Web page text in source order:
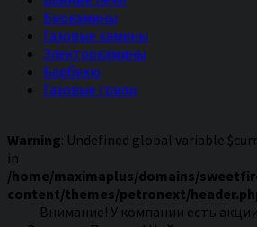
Биокамины
Газовые камины
Электрокамины
Барбекю
Газовые грили
Warning: Undefined global variable
in
/home/maximaplus/domains/
content/themes/petronext/
Внимание! У компании есть